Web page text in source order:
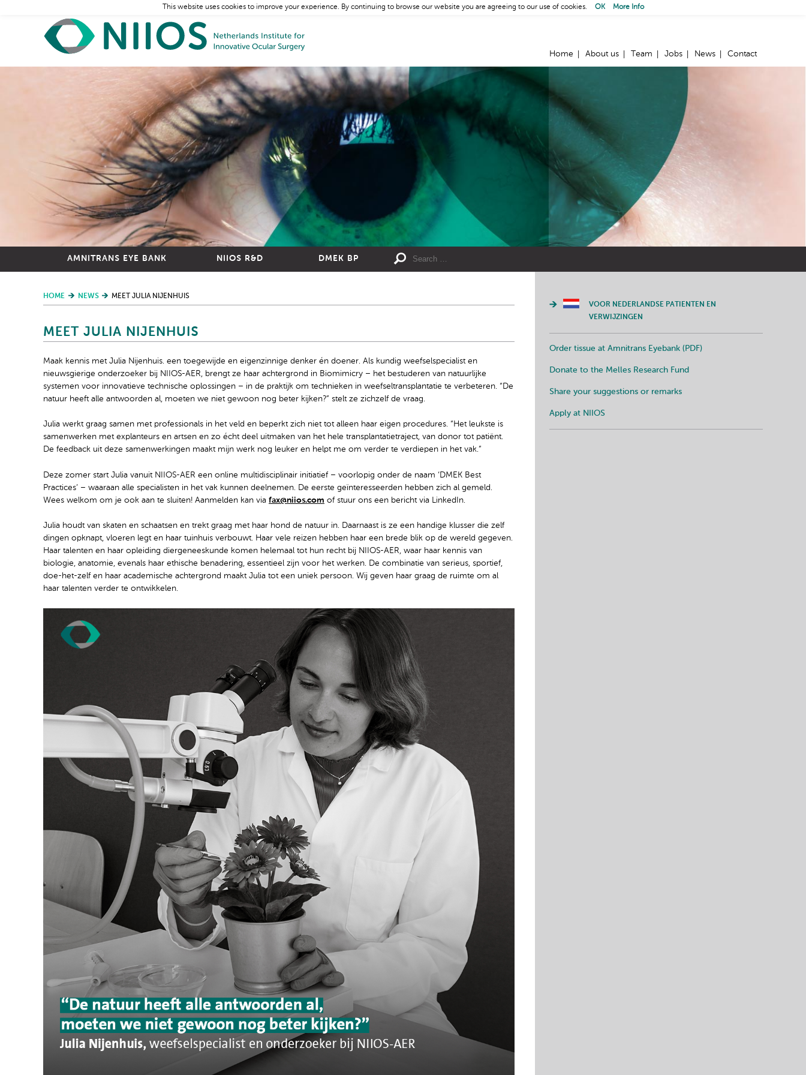
Home About us Team Jobs News Contact
AMNITRANS EYE BANK NIIOS R&D DMEK BP
HOME NEWS MEET JULIA NIJENHUIS
MEET JULIA NIJENHUIS
Maak kennis met Julia Nijenhuis. een toegewijde en eigenzinnige denker én doener. Als kundig weefselspecialist en
nieuwsgierige onderzoeker bij NIIOS-AER, brengt ze haar achtergrond in Biomimicry – het bestuderen van natuurlijke
systemen voor innovatieve technische oplossingen – in de praktijk om technieken in weefseltransplantatie te verbeteren. “De
natuur heeft alle antwoorden al, moeten we niet gewoon nog beter kijken?” stelt ze zichzelf de vraag.
Julia werkt graag samen met professionals in het veld en beperkt zich niet tot alleen haar eigen procedures. “Het leukste is
samenwerken met explanteurs en artsen en zo écht deel uitmaken van het hele transplantatietraject, van donor tot patiënt.
De feedback uit deze samenwerkingen maakt mijn werk nog leuker en helpt me om verder te verdiepen in het vak.”
Deze zomer start Julia vanuit NIIOS-AER een online multidisciplinair initiatief – voorlopig onder de naam ‘DMEK Best
Practices’ – waaraan alle specialisten in het vak kunnen deelnemen. De eerste geïnteresseerden hebben zich al gemeld.
Wees welkom om je ook aan te sluiten! Aanmelden kan via fax@niios.com of stuur ons een bericht via LinkedIn.
Julia houdt van skaten en schaatsen en trekt graag met haar hond de natuur in. Daarnaast is ze een handige klusser die zelf
dingen opknapt, vloeren legt en haar tuinhuis verbouwt. Haar vele reizen hebben haar een brede blik op de wereld gegeven.
Haar talenten en haar opleiding diergeneeskunde komen helemaal tot hun recht bij NIIOS-AER, waar haar kennis van
biologie, anatomie, evenals haar ethische benadering, essentieel zijn voor het werken. De combinatie van serieus, sportief,
doe-het-zelf en haar academische achtergrond maakt Julia tot een uniek persoon. Wij geven haar graag de ruimte om al
haar talenten verder te ontwikkelen.
VOOR NEDERLANDSE PATIENTEN EN
VERWIJZINGEN
Order tissue at Amnitrans Eyebank (PDF)
Donate to the Melles Research Fund
Share your suggestions or remarks
Apply at NIIOS
This website uses cookies to improve your experience. By continuing to browse our website you are agreeing to our use of cookies. OK More Info